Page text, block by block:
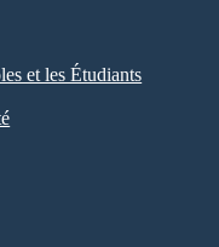
et les Étudiants